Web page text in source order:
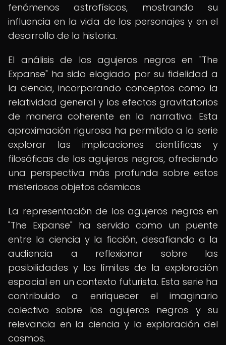
fenómenos astrofísicos, mostrando su
influencia en la vida de los personajes y en el
desarrollo de la historia.
El análisis de los agujeros negros en "The
Expanse" ha sido elogiado por su fidelidad a
la ciencia, incorporando conceptos como la
relatividad general y los efectos gravitatorios
de manera coherente en la narrativa. Esta
aproximación rigurosa ha permitido a la serie
explorar las implicaciones científicas y
filosóficas de los agujeros negros, ofreciendo
una perspectiva más profunda sobre estos
misteriosos objetos cósmicos.
La representación de los agujeros negros en
"The Expanse" ha servido como un puente
entre la ciencia y la ficción, desafiando a la
audiencia a reflexionar sobre las
posibilidades y los límites de la exploración
espacial en un contexto futurista. Esta serie ha
contribuido a enriquecer el imaginario
colectivo sobre los agujeros negros y su
relevancia en la ciencia y la exploración del
cosmos.